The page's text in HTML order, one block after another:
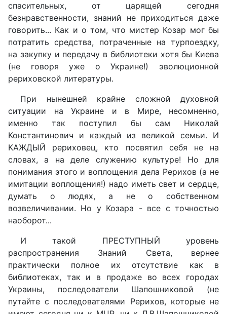
спасительных, от царящей сегодня
безнравственности, знаний не приходиться даже
говорить... Как и о том, что мистер Козар мог бы
потратить средства, потраченные на турпоездку,
на закупку и передачу в библиотеки хотя бы Киева
(не говоря уже о Украине!) эволюционной
рериховской литературы.
При нынешней крайне сложной духовной
ситуации на Украине и в Мире, несомненно,
именно так поступил бы сам Николай
Константинович и каждый из великой семьи. И
КАЖДЫЙ рериховец, кто посвятил себя не на
словах, а на деле служению культуре! Но для
понимания этого и воплощения дела Рерихов (а не
имитации воплощения!) надо иметь свет и сердце,
думать о людях, а не о собственном
возвеличивании. Но у Козара - все с точностью
наоборот...
И такой ПРЕСТУПНЫЙ уровень
распространения Знаний Света, вернее
практически полное их отсутствие как в
библиотеках, так и в продаже во всех городах
Украины, последователи Шапошниковой (не
путайте с последователями Рерихов, которые не